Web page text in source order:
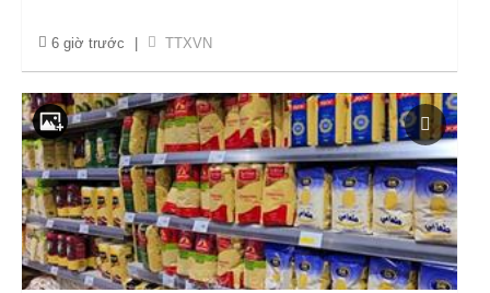
6 giờ trước TTXVN